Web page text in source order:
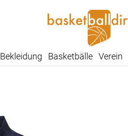
Bekleidung Basketbälle Verein